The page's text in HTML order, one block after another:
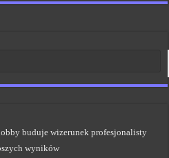
buduje wizerunek profesjonalisty
wyników